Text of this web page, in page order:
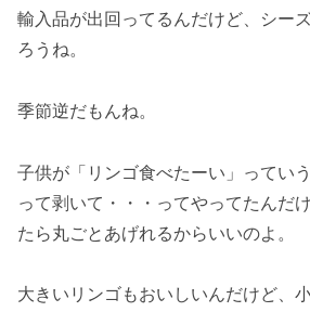
輸入品が出回ってるんだけど、シー
ろうね。
季節逆だもんね。
子供が「リンゴ食べたーい」ってい
って剥いて・・・ってやってたんだ
たら丸ごとあげれるからいいのよ。
大きいリンゴもおいしいんだけど、